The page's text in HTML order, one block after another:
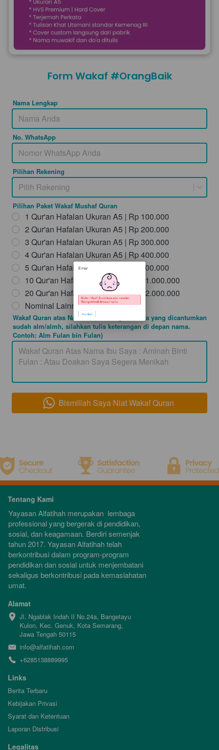
Form Wakaf #OrangBaik
Nama Lengkap
No. WhatsApp
Pilihan Rekening
Pilih Rekening
Pilihan Paket Wakaf Mushaf Quran
1 Qur'an Hafalan Ukuran A5 | Rp 100.000
2 Qur'an Hafalan Ukuran A5 | Rp 200.000
3 Qur'an Hafalan Ukuran A5 | Rp 300.000
4 Qur'an Hafalan Ukuran A5 | Rp 400.000
5 Qur'an Hafalan Ukuran A5 | Rp 500.000
10 Qur'an Hafalan Ukuran A5 | Rp 1.000.000
20 Qur'an Hafalan Ukuran A5 | Rp 2.000.000
Nominal Lainnya
Wakaf Quran atas Nama/Doa Anda (jika nama yang dicantumkan
sudah alm/almh, silahkan tulis keterangan di depan nama.
Contoh: Alm Fulan bin Fulan)
` Bismillah Saya Niat Wakaf Quran
Tentang Kami
Yayasan Alfatihah merupakan  lembaga
professional yang bergerak di pendidikan,
sosial, dan keagamaan. Berdiri semenjak
tahun 2017. Yayasan Alfatihah telah
berkontribusi dalam program-program
pendidikan dan sosial untuk menjembatani
sekaligus berkontribusi pada kemaslahatan
umat.
Alamat
Jl. Ngablak Indah II No.24a, Bangetayu
Kulon, Kec. Genuk, Kota Semarang,
Jawa Tengah 50115
info@alfatihah.com
+6285138889995
Links
Berita Terbaru
Kebijakan Privasi
Syarat dan Ketentuan
Laporan Distribusi
Legalitas
Error
Mohon Maaf! Sepertinya ada masalah.
Tolong refresh browser kamu
`
Kembali